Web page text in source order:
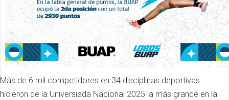
Más de 6 mil competidores en 34 disciplinas deportivas
hicieron de la Universiada Nacional 2025 la más grande en la